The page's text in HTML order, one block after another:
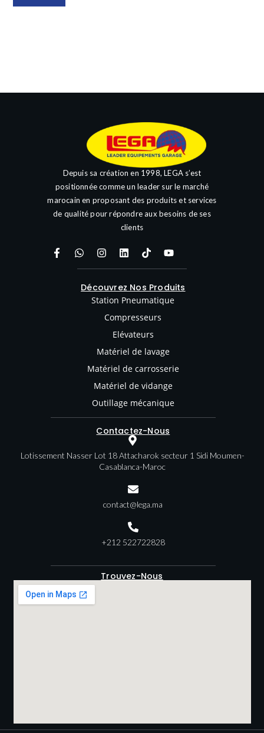
Depuis sa création en 1998, LEGA s’est
positionnée comme un leader sur le marché
marocain en proposant des produits et services
de qualité pour répondre aux besoins de ses
clients
Découvrez Nos Produits
Station Pneumatique
Compresseurs
Elévateurs
Matériel de lavage
Matériel de carrosserie
Matériel de vidange
Outillage mécanique
Contactez-Nous
Lotissement Nasser Lot 18 Attacharok secteur 1 Sidi Moumen-
Casablanca-Maroc
contact@lega.ma
+212 522722828
Trouvez-Nous